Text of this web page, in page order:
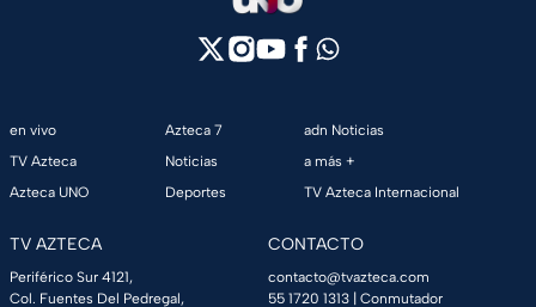
en vivo
TV Azteca
Azteca UNO
Azteca 7
Noticias
Deportes
adn Noticias
a más +
TV Azteca Internacional
TV AZTECA
Periférico Sur 4121,
Col. Fuentes Del Pedregal,
CONTACTO
contacto@tvazteca.com
55 1720 1313 | Conmutador